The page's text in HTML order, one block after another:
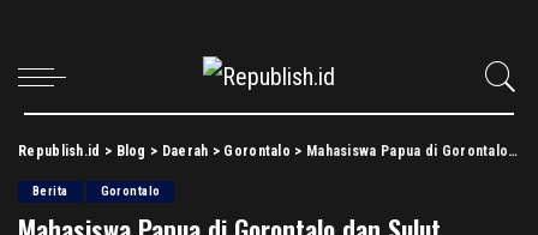
Republish.id > Blog > Daerah > Gorontalo > Mahasiswa Papua di Gorontalo dan Sulut Serahkan Bantuan Sembako Untuk Korban Longsor di Tulabolo
Berita Gorontalo